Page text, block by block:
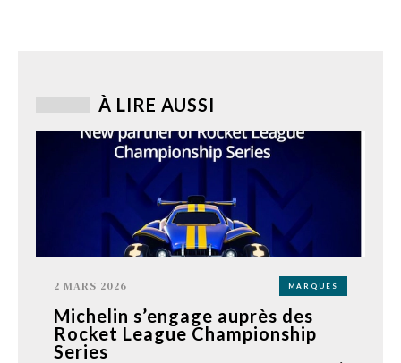
À LIRE AUSSI
2 MARS 2026 MARQUES
Michelin s’engage auprès des
Rocket League Championship
Series